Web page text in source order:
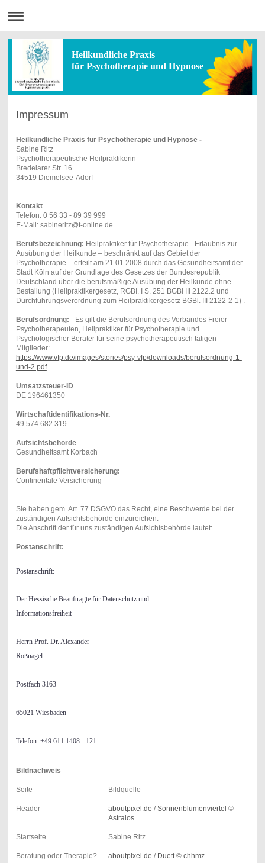
Heilkundliche Praxis
für Psychotherapie und Hypnose
Impressum
Heilkundliche Praxis für Psychotherapie und Hypnose -
Sabine Ritz
Psychotherapeutische Heilpraktikerin
Bredelarer Str. 16
34519 Diemelsee-Adorf
Kontakt
Telefon: 0 56 33 - 89 39 999
E-Mail: sabineritz@t-online.de
Berufsbezeichnung: Heilpraktiker für Psychotherapie - Erlaubnis zur
Ausübung der Heilkunde – beschränkt auf das Gebiet der
Psychotherapie – erteilt am 21.01.2008 durch das Gesundheitsamt der
Stadt Köln auf der Grundlage des Gesetzes der Bundesrepublik
Deutschland über die berufsmäßige Ausübung der Heilkunde ohne
Bestallung (Heilpraktikergesetz, RGBI. I S. 251 BGBI III 2122.2 und
Durchführungsverordnung zum Heilpraktikergesetz BGBl. III 2122-2-1) .
Berufsordnung: - Es gilt die Berufsordnung des Verbandes Freier
Psychotherapeuten, Heilpraktiker für Psychotherapie und
Psychologischer Berater für seine psychotherapeutisch tätigen
Mitglieder:
https://www.vfp.de/images/stories/psy-vfp/downloads/berufsordnung-1-
und-2.pdf
Umsatzsteuer-ID
DE 196461350
Wirtschaftidentifikations-Nr.
49 574 682 319
Aufsichtsbehörde
Gesundheitsamt Korbach
Berufshaftpflichtversicherung:
Continentale Versicherung
Sie haben gem. Art. 77 DSGVO das Recht, eine Beschwerde bei der
zuständigen Aufsichtsbehörde einzureichen.
Die Anschrift der für uns zuständigen Aufsichtsbehörde lautet:
Postanschrift:
Postanschrift:
Der Hessische Beauftragte für Datenschutz und
Informationsfreiheit
Herrn Prof. Dr. Alexander
Roßnagel
Postfach 3163
65021 Wiesbaden
Telefon: +49 611 1408 - 121
Bildnachweis
Seite Bildquelle
Header aboutpixel.de /Sonnenblumenviertel ©
Astraios
Startseite Sabine Ritz
Beratung oder Therapie? aboutpixel.de / Duett© chhmz